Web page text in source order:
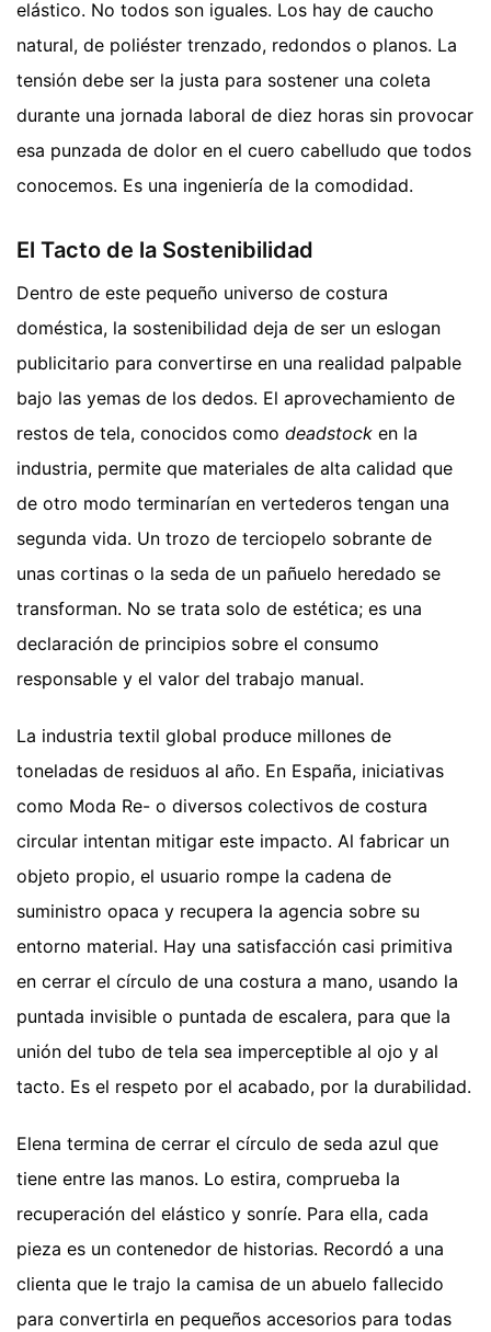
elástico. No todos son iguales. Los hay de caucho
natural, de poliéster trenzado, redondos o planos. La
tensión debe ser la justa para sostener una coleta
durante una jornada laboral de diez horas sin provocar
esa punzada de dolor en el cuero cabelludo que todos
conocemos. Es una ingeniería de la comodidad.
El Tacto de la Sostenibilidad
Dentro de este pequeño universo de costura
doméstica, la sostenibilidad deja de ser un eslogan
publicitario para convertirse en una realidad palpable
bajo las yemas de los dedos. El aprovechamiento de
restos de tela, conocidos como deadstock en la
industria, permite que materiales de alta calidad que
de otro modo terminarían en vertederos tengan una
segunda vida. Un trozo de terciopelo sobrante de
unas cortinas o la seda de un pañuelo heredado se
transforman. No se trata solo de estética; es una
declaración de principios sobre el consumo
responsable y el valor del trabajo manual.
La industria textil global produce millones de
toneladas de residuos al año. En España, iniciativas
como Moda Re- o diversos colectivos de costura
circular intentan mitigar este impacto. Al fabricar un
objeto propio, el usuario rompe la cadena de
suministro opaca y recupera la agencia sobre su
entorno material. Hay una satisfacción casi primitiva
en cerrar el círculo de una costura a mano, usando la
puntada invisible o puntada de escalera, para que la
unión del tubo de tela sea imperceptible al ojo y al
tacto. Es el respeto por el acabado, por la durabilidad.
Elena termina de cerrar el círculo de seda azul que
tiene entre las manos. Lo estira, comprueba la
recuperación del elástico y sonríe. Para ella, cada
pieza es un contenedor de historias. Recordó a una
clienta que le trajo la camisa de un abuelo fallecido
para convertirla en pequeños accesorios para todas